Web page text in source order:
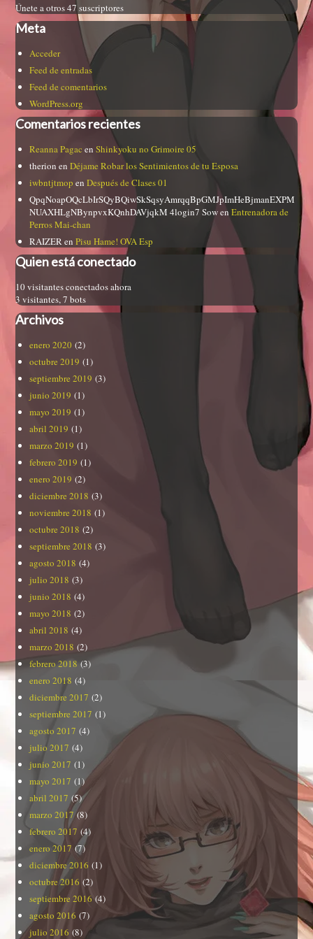
Únete a otros 47 suscriptores
Meta
Acceder
Feed de entradas
Feed de comentarios
WordPress.org
Comentarios recientes
Reanna Pagac enShinkyoku no Grimoire 05
therion enDéjame Robar los Sentimientos de tu Esposa
iwbntjtmop enDespués de Clases 01
QpqNoapOQcLbIrSQyBQiwSkSqsyAmrqqBpGMJpImHeBjmanEXPM
NUAXHLgNBynpvxKQnhDAVjqkM 4login7 SowenEntrenadora de
Perros Mai-chan
RAIZER enPisu Hame! OVA Esp
Quien está conectado
10 visitantes conectados ahora
3 visitantes, 7 bots
Archivos
enero 2020 (2)
octubre 2019 (1)
septiembre 2019 (3)
junio 2019 (1)
mayo 2019 (1)
abril 2019 (1)
marzo 2019 (1)
febrero 2019 (1)
enero 2019 (2)
diciembre 2018 (3)
noviembre 2018 (1)
octubre 2018 (2)
septiembre 2018 (3)
agosto 2018 (4)
julio 2018 (3)
junio 2018 (4)
mayo 2018 (2)
abril 2018 (4)
marzo 2018 (2)
febrero 2018 (3)
enero 2018 (4)
diciembre 2017 (2)
septiembre 2017 (1)
agosto 2017 (4)
julio 2017 (4)
junio 2017 (1)
mayo 2017 (1)
abril 2017 (5)
marzo 2017(8)
febrero 2017 (4)
enero 2017 (7)
diciembre 2016 (1)
octubre 2016 (2)
septiembre 2016 (4)
agosto 2016 (7)
julio 2016 (8)